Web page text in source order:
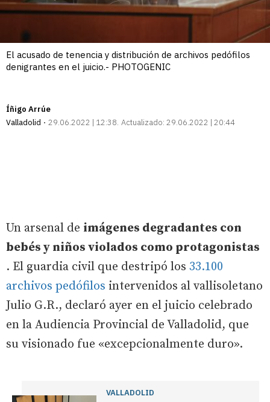
El acusado de tenencia y distribución de archivos pedófilos
denigrantes en el juicio.- PHOTOGENIC
Íñigo Arrúe
Valladolid
29.06.2022 | 12:38 Actualizado: 29.06.2022 | 20:44
Un arsenal de imágenes degradantes con
bebés y niños violados como protagonistas
. El guardia civil que destripó los 33.100
archivos pedófilos intervenidos al vallisoletano
Julio G.R., declaró ayer en el juicio celebrado
en la Audiencia Provincial de Valladolid, que
su visionado fue «excepcionalmente duro».
VALLADOLID